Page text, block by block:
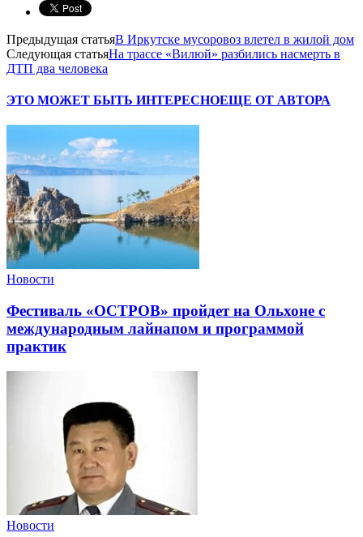
Предыдущая статьяВ Иркутске мусоровоз влетел в жилой дом
Следующая статьяНа трассе «Вилюй» разбились насмерть в
ДТП два человека
ЭТО МОЖЕТ БЫТЬ ИНТЕРЕСНОЕЩЕ ОТ АВТОРА
Новости
Фестиваль «ОСТРОВ» пройдет на Ольхоне с
международным лайнапом и программой
практик
Новости